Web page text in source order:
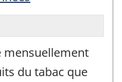
mensuellement
du tabac que